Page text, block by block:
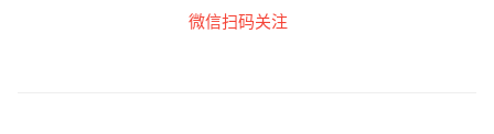
微信扫码关注